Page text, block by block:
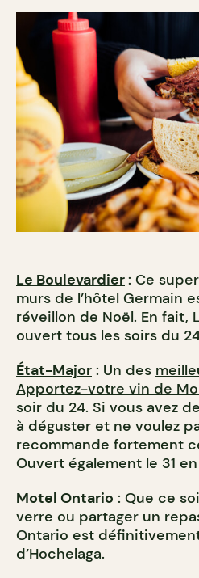
Le Boulevardier: Ce
murs de l’hôtel Germain
réveillon de Noël. En fait,
ouvert tous les soirs du
État-Major : Un des
Apportez-votre vin de
soir du 24. Si vous avez
à déguster et ne voulez
recommande fortement
Ouvert également le 31
Motel Ontario : Que ce
verre ou partager un
Ontario est
d’Hochelaga.